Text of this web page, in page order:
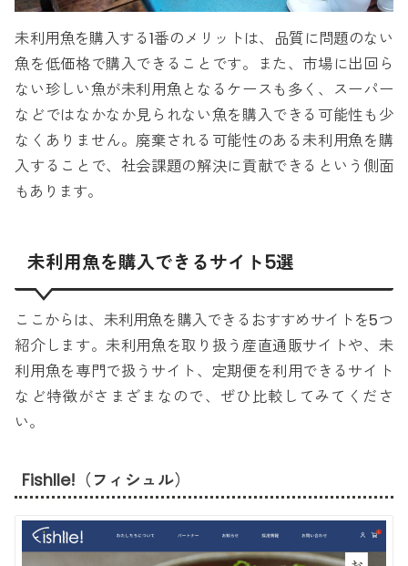
未利用魚を購入する1番のメリットは、品質に問題のない
魚を低価格で購入できることです。また、市場に出回ら
ない珍しい魚が未利用魚となるケースも多く、スーパー
などではなかなか見られない魚を購入できる可能性も少
なくありません。廃棄される可能性のある未利用魚を購
入することで、社会課題の解決に貢献できるという側面
もあります。
未利用魚を購入できるサイト5選
ここからは、未利用魚を購入できるおすすめサイトを5つ
紹介します。未利用魚を取り扱う産直通販サイトや、未
利用魚を専門で扱うサイト、定期便を利用できるサイト
など特徴がさまざまなので、ぜひ比較してみてくださ
い。
Fishlle!（フィシュル）